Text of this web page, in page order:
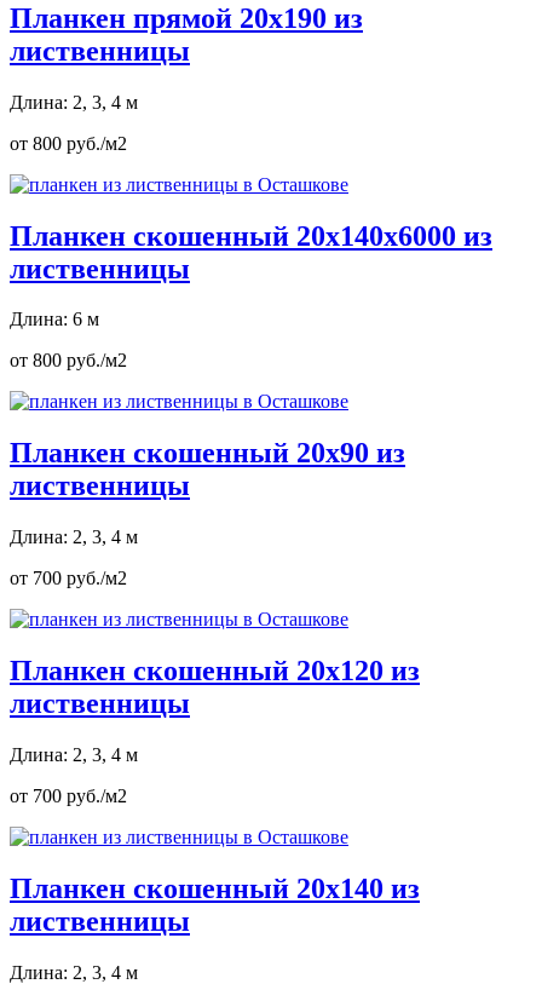
Планкен прямой 20х190 из
лиственницы
Длина: 2, 3, 4 м
от 800 руб./м2
Планкен скошенный 20х140х6000 из
лиственницы
Длина: 6 м
от 800 руб./м2
Планкен скошенный 20х90 из
лиственницы
Длина: 2, 3, 4 м
от 700 руб./м2
Планкен скошенный 20х120 из
лиственницы
Длина: 2, 3, 4 м
от 700 руб./м2
Планкен скошенный 20х140 из
лиственницы
Длина: 2, 3, 4 м